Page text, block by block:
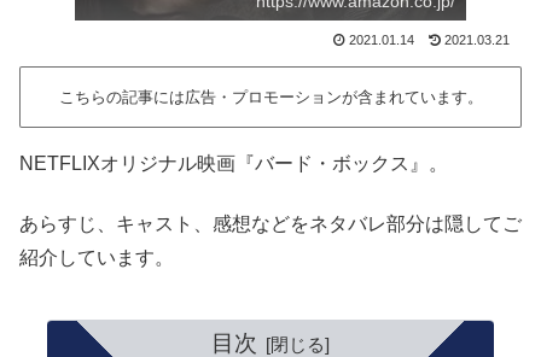
2021.01.14 2021.03.21
こちらの記事には広告・プロモーションが含まれています。
NETFLIXオリジナル映画『バード・ボックス』。
あらすじ、キャスト、感想などをネタバレ部分は隠してご
紹介しています。
目次